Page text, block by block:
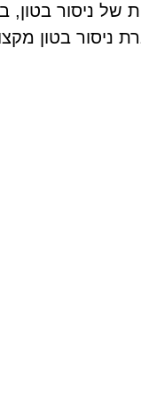
ניסור בטון,
ניסור בטון